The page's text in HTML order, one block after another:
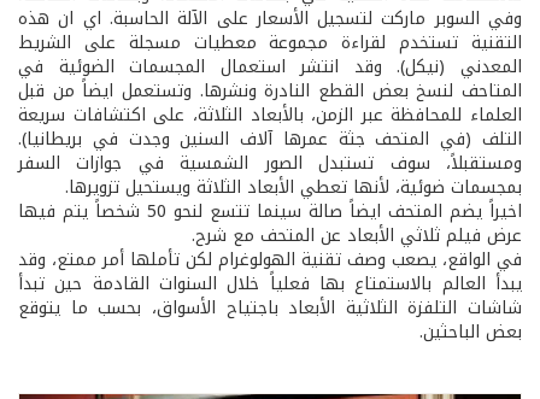
وفي السوبر ماركت لتسجيل الأسعار على الآلة الحاسبة. اي ان هذه
التقنية تستخدم لقراءة مجموعة معطيات مسجلة على الشريط
المعدني (نيكل). وقد انتشر استعمال المجسمات الضوئية في
المتاحف لنسخ بعض القطع النادرة ونشرها. وتستعمل ايضاً من قبل
العلماء للمحافظة عبر الزمن، بالأبعاد الثلاثة، على اكتشافات سريعة
التلف (في المتحف جثة عمرها آلاف السنين وجدت في بريطانيا).
ومستقبلاً، سوف تستبدل الصور الشمسية في جوازات السفر
بمجسمات ضوئية، لأنها تعطي الأبعاد الثلاثة ويستحيل تزويرها.
اخيراً يضم المتحف ايضاً صالة سينما تتسع لنحو 50 شخصاً يتم فيها
عرض فيلم ثلاثي الأبعاد عن المتحف مع شرح.
في الواقع، يصعب وصف تقنية الهولوغرام لكن تأملها أمر ممتع، وقد
يبدأ العالم بالاستمتاع بها فعلياً خلال السنوات القادمة حين تبدأ
شاشات التلفزة الثلاثية الأبعاد باجتياح الأسواق، بحسب ما يتوقع
بعض الباحثين.